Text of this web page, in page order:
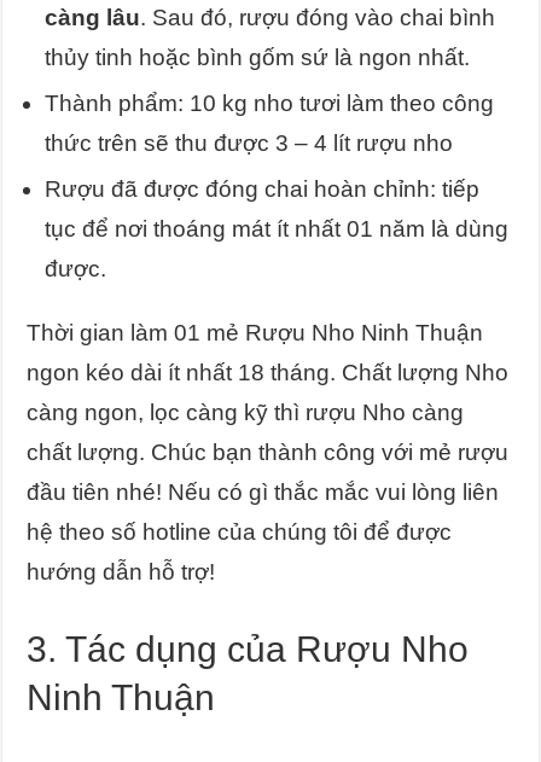
càng lâu. Sau đó, rượu đóng vào chai bình
thủy tinh hoặc bình gốm sứ là ngon nhất.
Thành phẩm: 10 kg nho tươi làm theo công
thức trên sẽ thu được 3 – 4 lít rượu nho
Rượu đã được đóng chai hoàn chỉnh: tiếp
tục để nơi thoáng mát ít nhất 01 năm là dùng
được.
Thời gian làm 01 mẻ Rượu Nho Ninh Thuận
ngon kéo dài ít nhất 18 tháng. Chất lượng Nho
càng ngon, lọc càng kỹ thì rượu Nho càng
chất lượng. Chúc bạn thành công với mẻ rượu
đầu tiên nhé! Nếu có gì thắc mắc vui lòng liên
hệ theo số hotline của chúng tôi để được
hướng dẫn hỗ trợ!
3. Tác dụng của Rượu Nho
Ninh Thuận